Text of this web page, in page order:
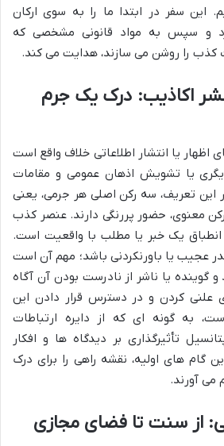
این سفر در ابتدا ما را به سوی ارکان
و سپس به مواد قانونی مشخصی که
کذب را روشن می سازند، هدایت می کند.
اکاذیب: درک یک جرم
اظهار یا انتشار اطلاعاتی خلاف واقع است
یا تشویش اذهان عمومی و مقامات
تعریف، سه رکن اصلی هر جرمی، یعنی
معنوی، حضور پررنگی دارند. عنصر کذب
انطباق یک خبر یا مطلب با واقعیت است.
عجیب یا باورنکردنی باشد؛ مهم آن است
گوینده یا ناشر از نادرست بودن آن آگاه
علنی کردن و در دسترس قرار دادن این
به گونه ای که از دایره ارتباطات
تأثیرگذاری بر دیدگاه ها و افکار
گام های اولیه، نقشه راهی را برای درک
می آورند.
از سنت تا فضای مجازی